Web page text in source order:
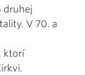
druhej
V 70. a
ktorí